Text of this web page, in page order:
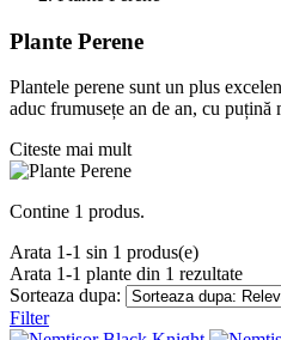
Categorii
Astible
Perioada de inflorire
Aprilie
Iulie 1
Iunie 1
Mai 0
Octombrie 0
Plante Perene
Plantele perene sunt un plus
aduc frumusețe an de an, cu puțină
Citeste mai mult
Contine 1 produs.
Arata 1-1 sin 1 produs(e)
Arata 1-1 plante din 1 rezultate
Sorteaza dupa:
Filter